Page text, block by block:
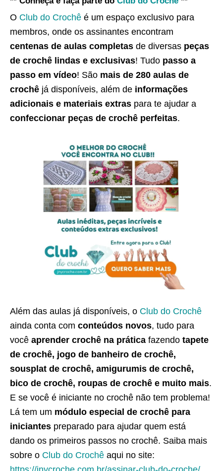
O Club do Crochê é um espaço exclusivo para
membros, onde os assinantes encontram
centenas de aulas completas de diversas peças
de crochê lindas e exclusivas! Tudo passo a
passo em vídeo! São mais de 280 aulas de
crochê já disponíveis, além de informações
adicionais e materiais extras para te ajudar a
confeccionar peças de crochê perfeitas.
Além das aulas já disponíveis, o Club do Crochê
ainda conta com conteúdos novos, tudo para
você aprender crochê na prática fazendo tapete
de crochê, jogo de banheiro de crochê,
sousplat de crochê, amigurumis de crochê,
bico de crochê, roupas de crochê e muito mais.
E se você é iniciante no crochê não tem problema!
Lá tem um módulo especial de crochê para
iniciantes preparado para ajudar quem está
dando os primeiros passos no crochê. Saiba mais
sobre o Club do Crochê aqui no site: